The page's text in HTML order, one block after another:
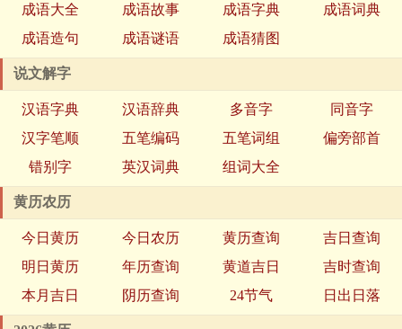
成语大全 成语故事 成语字典
成语词典
成语造句
成语谜语 成语猜图
说文解字
汉语字典 汉语辞典 多音字
同音字
汉字笔顺
五笔编码 五笔词组
偏旁部首
错别字
英汉词典 组词大全
黄历农历
今日黄历 今日农历 黄历查询
吉日查询
明日黄历
年历查询 黄道吉日
吉时查询
本月吉日
阴历查询 24节气 日出日落